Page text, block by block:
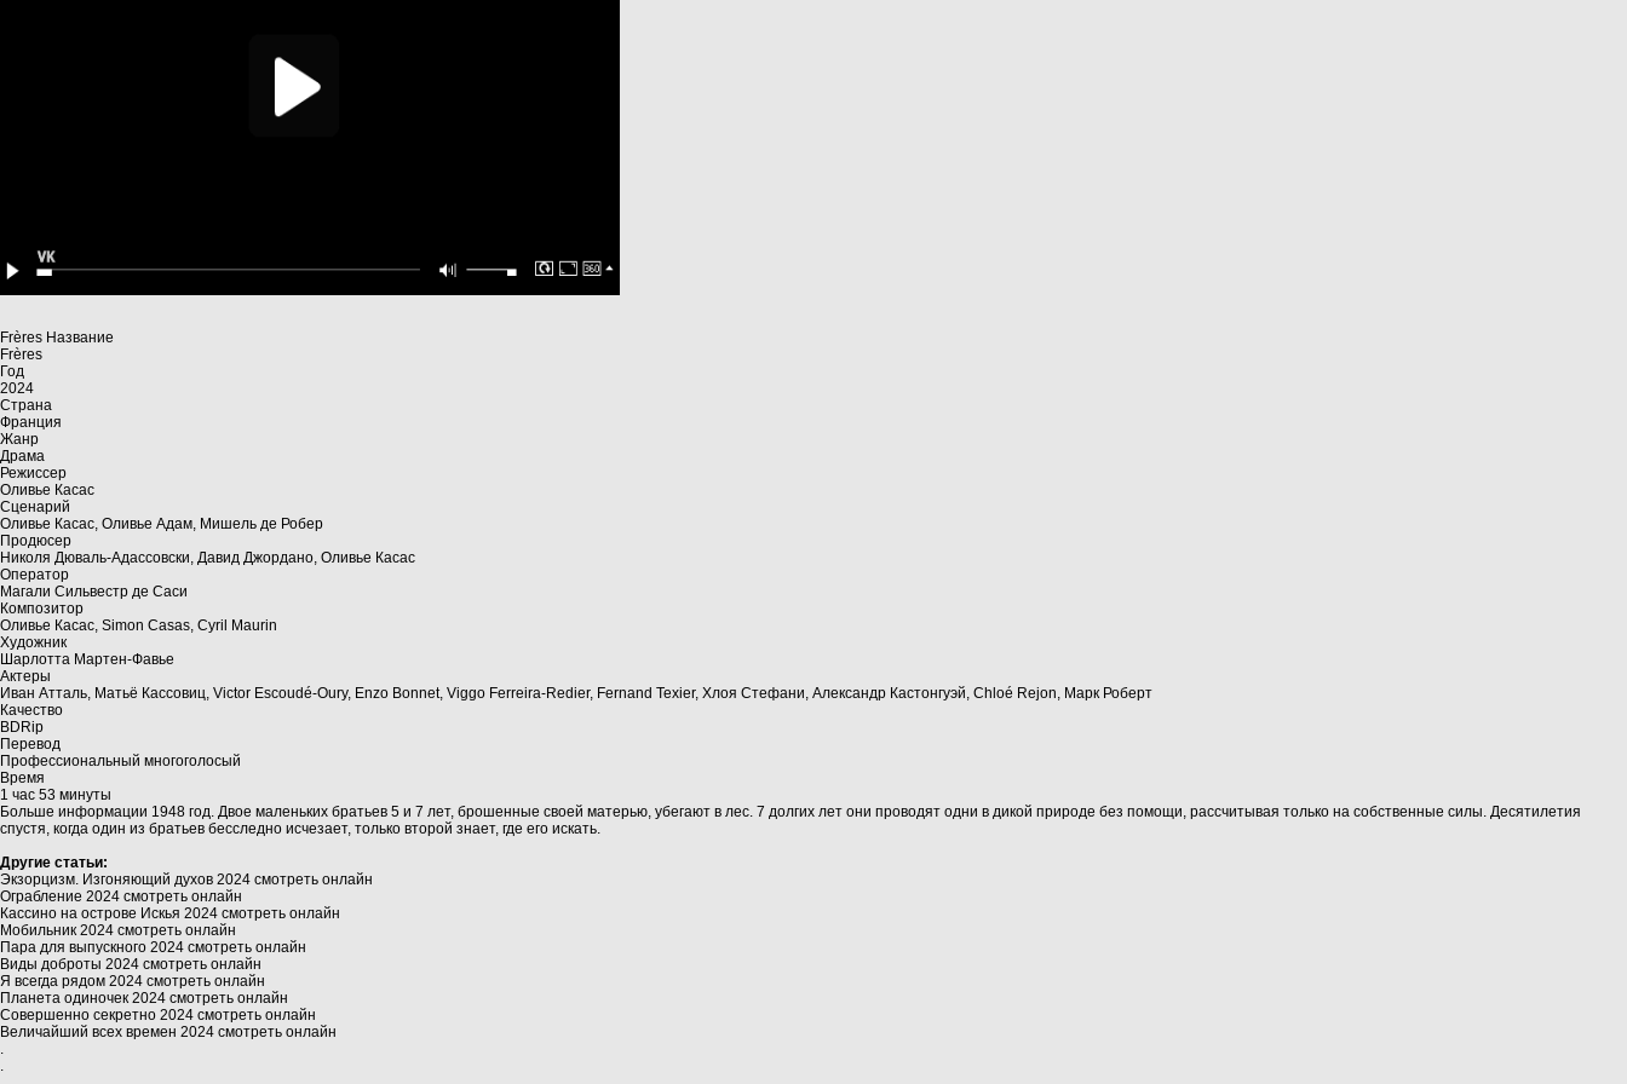
Frères Название
Frères
Год
2024
Страна
Франция
Жанр
Драма
Режиссер
Оливье Касас
Сценарий
Оливье Касас, Оливье Адам, Мишель де Робер
Продюсер
Николя Дюваль-Адассовски, Давид Джордано, Оливье Касас
Оператор
Магали Сильвестр де Саси
Композитор
Оливье Касас, Simon Casas, Cyril Maurin
Художник
Шарлотта Мартен-Фавье
Актеры
Иван Атталь, Матьё Кассовиц, Victor Escoudé-Oury, Enzo Bonnet, Viggo Ferreira-Redier, Fernand Texier, Хлоя Стефани, Александр Кастонгуэй, Chloé Rejon, Марк Роберт
Качество
BDRip
Перевод
Профессиональный многоголосый
Время
1 час 53 минуты
Больше информации 1948 год. Двое маленьких братьев 5 и 7 лет, брошенные своей матерью, убегают в лес. 7 долгих лет они проводят одни в дикой природе без помощи, рассчитывая только на собственные силы. Десятилетия
спустя, когда один из братьев бесследно исчезает, только второй знает, где его искать.
Другие статьи:
Экзорцизм. Изгоняющий духов 2024 смотреть онлайн
Ограбление 2024 смотреть онлайн
Кассино на острове Искья 2024 смотреть онлайн
Мобильник 2024 смотреть онлайн
Пара для выпускного 2024 смотреть онлайн
Виды доброты 2024 смотреть онлайн
Я всегда рядом 2024 смотреть онлайн
Планета одиночек 2024 смотреть онлайн
Совершенно секретно 2024 смотреть онлайн
Величайший всех времен 2024 смотреть онлайн
.
.